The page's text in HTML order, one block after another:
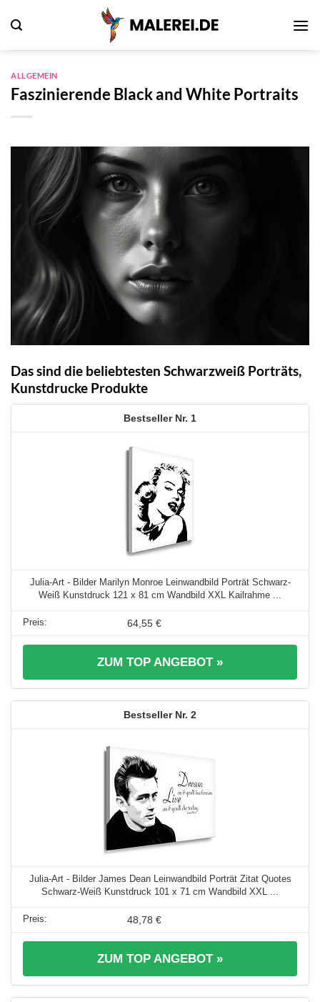
Inhalt
ALLGEMEIN
Faszinierende Black and White Portraits
Das sind die beliebtesten Schwarzweiß Porträts,
Kunstdrucke Produkte
1
Julia-Art - Bilder Marilyn Monroe Leinwandbild Porträt Schwarz-
Weiß Kunstdruck 121 x 81 cm Wandbild XXL Kailrahme ...
64,55 €
ZUM TOP ANGEBOT »
2
Julia-Art - Bilder James Dean Leinwandbild Porträt Zitat Quotes
Schwarz-Weiß Kunstdruck 101 x 71 cm Wandbild XXL ...
48,78 €
ZUM TOP ANGEBOT »